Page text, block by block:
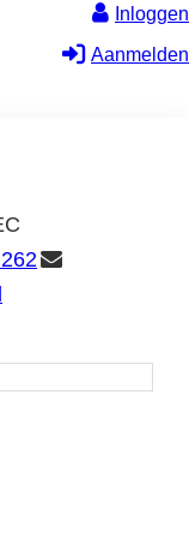
Inloggen
Aanmelden